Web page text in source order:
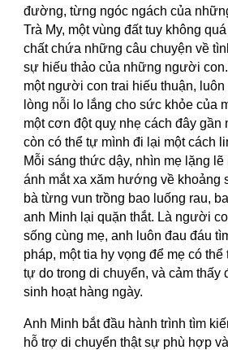
đường, từng ngóc ngách của
Trà My, một vùng đất tuy không
chất chứa những câu chuyện về
sự hiếu thảo của những người
một người con trai hiếu thuận, luôn
lòng nỗi lo lắng cho sức khỏe của
một cơn đột quỵ nhẹ cách đây gần
còn có thể tự mình đi lại một cách
Mỗi sáng thức dậy, nhìn mẹ lặng
ánh mắt xa xăm hướng về khoảng
bà từng vun trồng bao luống rau,
anh Minh lại quặn thắt. Là người
sống cùng mẹ, anh luôn đau đáu
pháp, một tia hy vọng để mẹ có
tự do trong di chuyển, và cảm thấy
sinh hoạt hàng ngày.
Anh Minh bắt đầu hành trình tìm
hỗ trợ di chuyển thật sự phù hợp